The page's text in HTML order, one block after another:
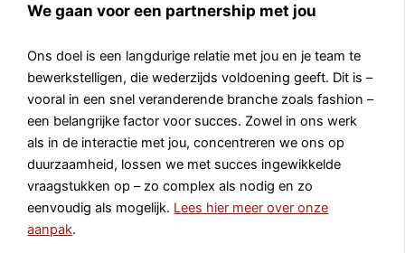
We gaan voor een partnership met jou
Ons doel is een langdurige relatie met jou en je team te
bewerkstelligen, die wederzijds voldoening geeft. Dit is –
vooral in een snel veranderende branche zoals fashion –
een belangrijke factor voor succes. Zowel in ons werk
als in de interactie met jou, concentreren we ons op
duurzaamheid, lossen we met succes ingewikkelde
vraagstukken op – zo complex als nodig en zo
eenvoudig als mogelijk. Lees hier meer over onze
aanpak.